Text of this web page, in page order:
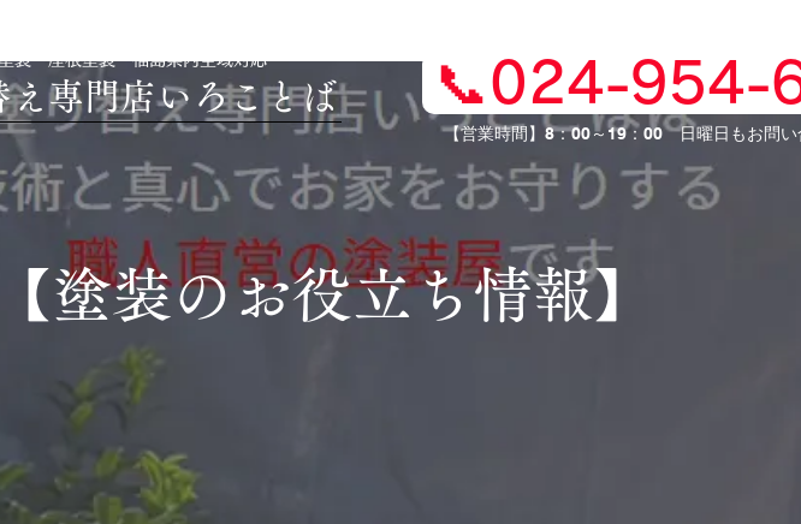
装・屋根塗装 福島県内全域対応
え専門店いろことば 📞024-954-
【営業時間】8：00～19：00 日曜日もお問い
塗装のお役立ち情報】